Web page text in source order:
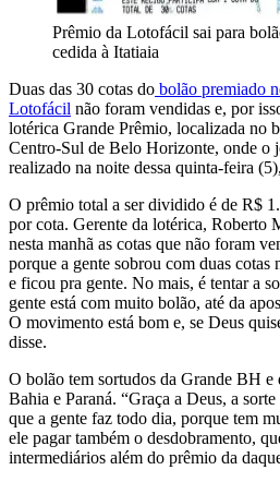
Prêmio da Lotofácil sai para
cedida à Itatiaia
Duas das 30 cotas do bolão premiado
Lotofácil não foram vendidas e, por
lotérica Grande Prêmio, localizada no
Centro-Sul de Belo Horizonte, onde o
realizado na noite dessa quinta-feira
O prêmio total a ser dividido é de R$
por cota. Gerente da lotérica, Roberto
nesta manhã as cotas que não foram
porque a gente sobrou com duas
e ficou pra gente. No mais, é tentar a
gente está com muito bolão, até da
O movimento está bom e, se Deus
disse.
O bolão tem sortudos da Grande BH e
Bahia e Paraná. “Graça a Deus, a
que a gente faz todo dia, porque tem
ele pagar também o desdobramento,
intermediários além do prêmio da